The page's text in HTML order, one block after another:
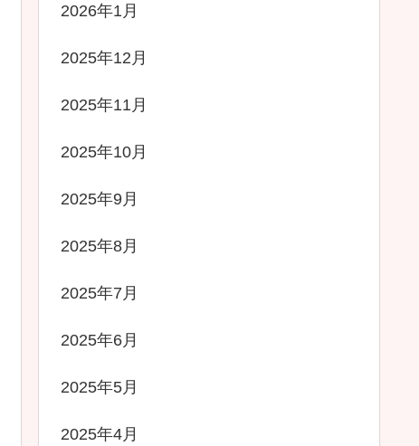
2026年1月
2025年12月
2025年11月
2025年10月
2025年9月
2025年8月
2025年7月
2025年6月
2025年5月
2025年4月